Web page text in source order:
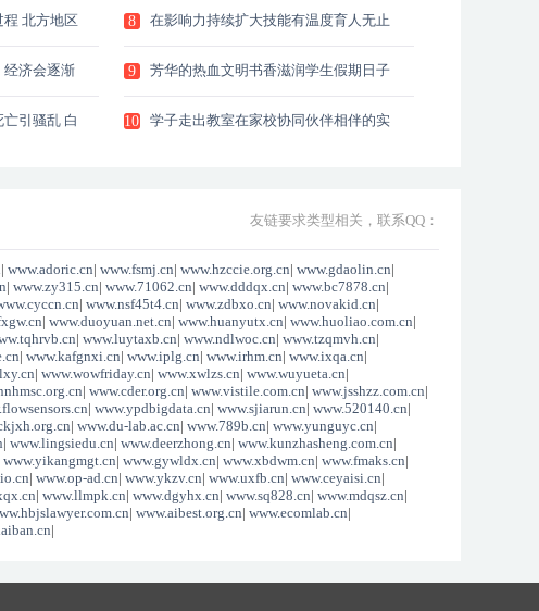
北方地区
经济会逐渐
引骚乱 白
8
在影响力持续扩大技能有温度育人无止
境
9
芳华的热血文明书香滋润学生假期日子
七
10
学子走出教室在家校协同伙伴相伴的实
友链要求类型相关，联系QQ：
| www.adoric.cn| www.fsmj.cn| www.hzccie.org.cn| www.gdaolin.cn|
| www.zy315.cn| www.71062.cn| www.dddqx.cn| www.bc7878.cn|
| www.nsf45t4.cn| www.zdbxo.cn| www.novakid.cn|
| www.duoyuan.net.cn| www.huanyutx.cn| www.huoliao.com.cn|
| www.luytaxb.cn| www.ndlwoc.cn| www.tzqmvh.cn|
| www.kafgnxi.cn| www.iplg.cn| www.irhm.cn| www.ixqa.cn|
| www.wowfriday.cn| www.xwlzs.cn| www.wuyueta.cn|
| www.cder.org.cn| www.vistile.com.cn| www.jsshzz.com.cn|
| www.ypdbigdata.cn| www.sjiarun.cn| www.520140.cn|
| www.du-lab.ac.cn| www.789b.cn| www.yunguyc.cn|
| www.lingsiedu.cn| www.deerzhong.cn| www.kunzhasheng.com.cn|
www.yikangmgt.cn| www.gywldx.cn| www.xbdwm.cn| www.fmaks.cn|
| www.op-ad.cn| www.ykzv.cn| www.uxfb.cn| www.ceyaisi.cn|
| www.llmpk.cn| www.dgyhx.cn| www.sq828.cn| www.mdqsz.cn|
| www.aibest.org.cn| www.ecomlab.cn|
|